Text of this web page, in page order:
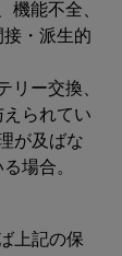
機能不全、
・派生的
リー交換、
られてい
が及ばな
場合。
上記の保